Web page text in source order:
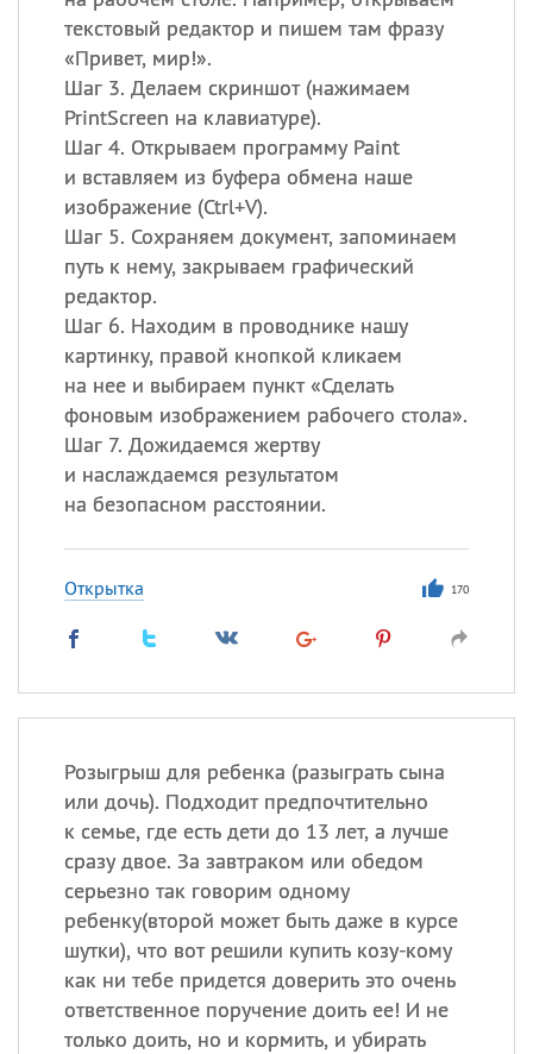
текстовый редактор и пишем там фразу
«Привет, мир!».
Шаг 3. Делаем скриншот (нажимаем
PrintScreen на клавиатуре).
Шаг 4. Открываем программу Paint
и вставляем из буфера обмена наше
изображение (Ctrl+V).
Шаг 5. Сохраняем документ, запоминаем
путь к нему, закрываем графический
редактор.
Шаг 6. Находим в проводнике нашу
картинку, правой кнопкой кликаем
на нее и выбираем пункт «Сделать
фоновым изображением рабочего стола».
Шаг 7. Дожидаемся жертву
и наслаждаемся результатом
на безопасном расстоянии.
Открытка 170
Розыгрыш для ребенка (разыграть сына
или дочь). Подходит предпочтительно
к семье, где есть дети до 13 лет, а лучше
сразу двое. За завтраком или обедом
серьезно так говорим одному
ребенку(второй может быть даже в курсе
шутки), что вот решили купить козу-кому
как ни тебе придется доверить это очень
ответственное поручение доить ее! И не
только доить, но и кормить, и убирать